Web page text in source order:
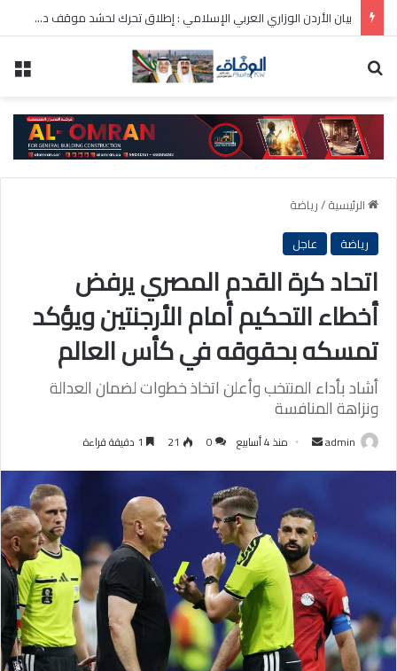
بيان الأردن الوزاري العربي الإسلامي : إطلاق تحرك لحشد موقف دولي لاحترام الوضع التاريخي بالقدس
الرئيسية/رياضة
رياضة
عاجل
اتحاد كرة القدم المصري يرفض
أخطاء التحكيم أمام الأرجنتين ويؤكد
تمسكه بحقوقه في كأس العالم
أشاد بأداء المنتخب وأعلن اتخاذ خطوات لضمان العدالة
ونزاهة المنافسة
admin
أرسل منذ 4 أسابيع 0
21